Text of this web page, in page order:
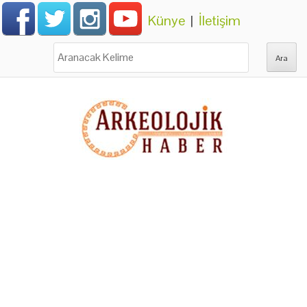
Künye | İletişim